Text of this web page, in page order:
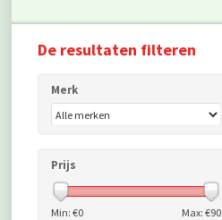
De resultaten filteren
Merk
Prijs
Min: €0 Max: €90